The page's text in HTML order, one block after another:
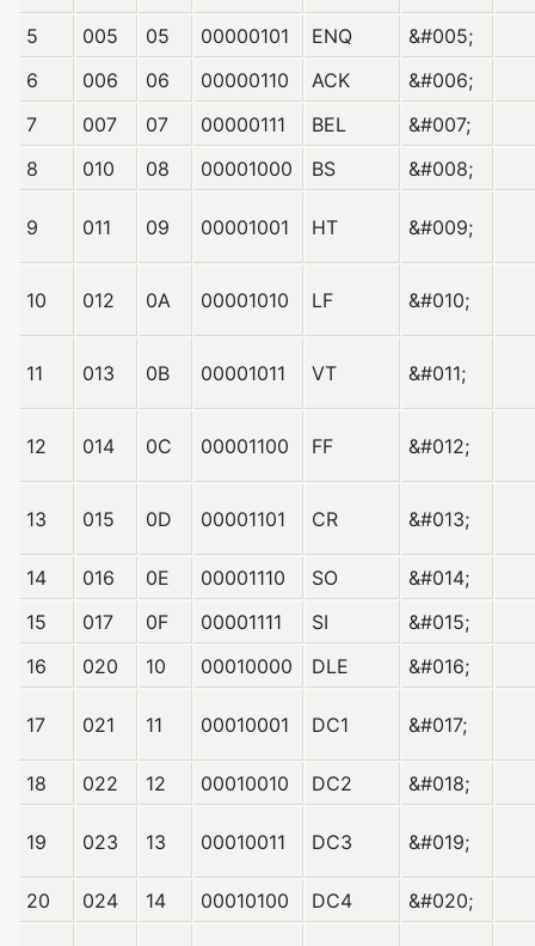
5 005 05 00000101 ENQ
&#005;
6
006 06 00000110 ACK
&#006;
7
007 07 00000111 BEL
&#007;
8
010 08 00001000 BS &#008;
9 011 09 00001001 HT &#009;
10 012 0A 00001010 LF &#010;
11 013 0B 00001011 VT &#011;
12 014 0C 00001100 FF &#012;
13 015 0D 00001101 CR &#013;
14 016 0E 00001110 SO
&#014;
15
017 0F 00001111 SI
&#015;
16
020 10 00010000 DLE &#016;
17 021 11 00010001 DC1 &#017;
18 022 12 00010010 DC2 &#018;
19 023 13 00010011 DC3 &#019;
20 024 14 00010100 DC4 &#020;